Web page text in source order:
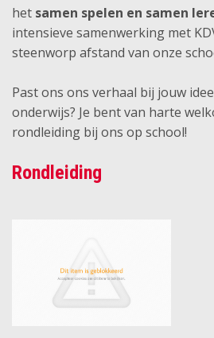
het samen spelen en samen
intensieve samenwerking met
steenworp afstand van onze
Past ons ons verhaal bij jouw
onderwijs? Je bent van harte
rondleiding bij ons op school!
Rondleiding